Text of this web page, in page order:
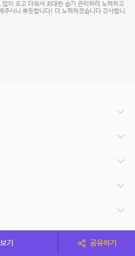
이 오고 더워서 최대한 습기 관리하려 노력하고
주시니 뿌듯합니다! 더 노력하겠습니다 감사합니
기 공유하기